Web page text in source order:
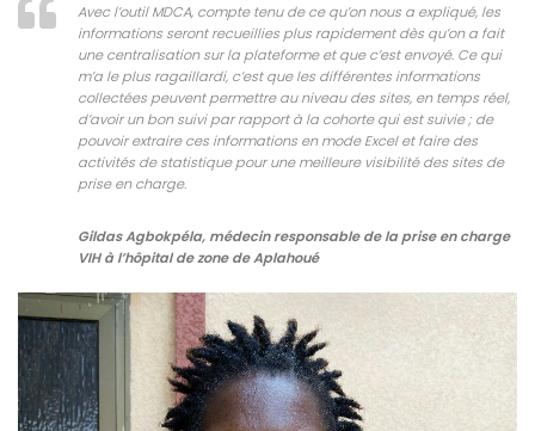
Avec l’outil MDCA, compte tenu de ce qu’on nous a expliqué, les
informations seront recueillies plus rapidement dès qu’on a fait
une centralisation sur la plateforme et que c’est envoyé. Ce qui
m’a le plus ragaillardi, c’est que les différentes informations
collectées peuvent permettre au niveau des sites, en temps réel,
d’avoir un bon suivi par rapport à la cohorte qui est suivie ; de
pouvoir extraire ces informations en mode Excel et faire des
activités de statistique pour une meilleure visibilité des sites de
prise en charge.
Gildas Agbokpéla, médecin responsable de la prise en charge
VIH à l’hôpital de zone de Aplahoué